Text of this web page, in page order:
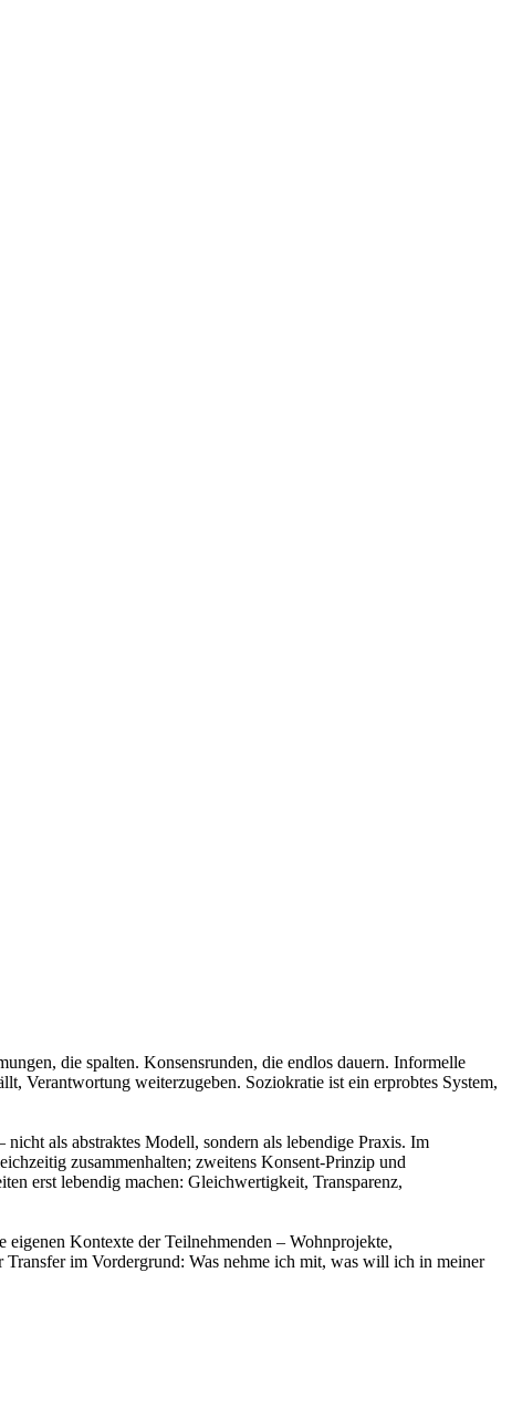
die spalten. Konsensrunden, die endlos dauern. Informelle
Verantwortung weiterzugeben. Soziokratie ist ein erprobtes System,
als abstraktes Modell, sondern als lebendige Praxis. Im
zusammenhalten; zweitens Konsent-Prinzip und
erst lebendig machen: Gleichwertigkeit, Transparenz,
Kontexte der Teilnehmenden – Wohnprojekte,
im Vordergrund: Was nehme ich mit, was will ich in meiner